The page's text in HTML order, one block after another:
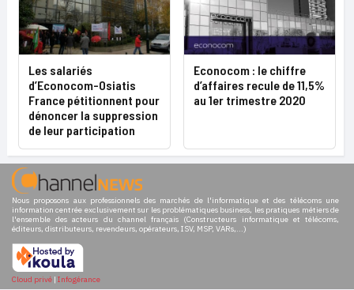
Les salariés
d’Econocom-Osiatis
France pétitionnent pour
dénoncer la suppression
de leur participation
Econocom : le chiffre
d’affaires recule de 11,5%
au 1er trimestre 2020
Nous proposons aux professionnels des marchés de l'informatique et des télécoms une
information centrée exclusivement sur les problématiques business, les pratiques métiers de
l'ensemble des acteurs du channel français (Constructeurs informatique et télécoms,
éditeurs, distributeurs, revendeurs, opérateurs, ISV, MSP, VARs,...)
Cloud privé | Infogérance